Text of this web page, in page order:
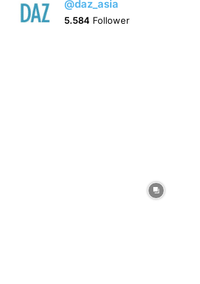
@daz_asia
5.584 Follower